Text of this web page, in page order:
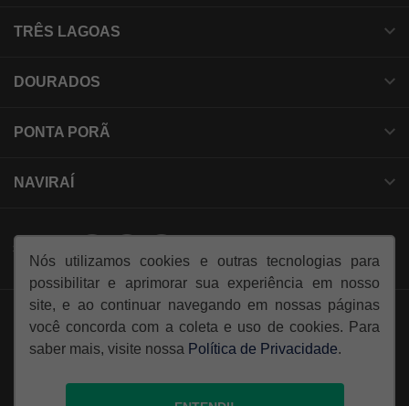
TRÊS LAGOAS
DOURADOS
PONTA PORÃ
NAVIRAÍ
SIGA-NOS:
Nós utilizamos cookies e outras tecnologias para
possibilitar e aprimorar sua experiência em nosso
site, e ao continuar navegando em nossas páginas
você concorda com a coleta e uso de cookies. Para
saber mais, visite nossa Política de Privacidade.